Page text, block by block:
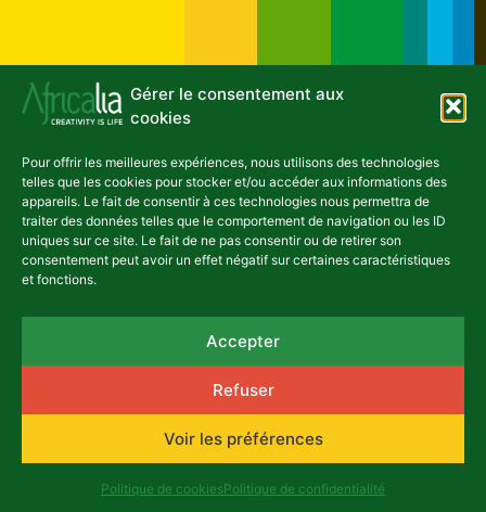
Gérer le consentement aux
cookies
Pour offrir les meilleures expériences, nous utilisons des technologies
telles que les cookies pour stocker et/ou accéder aux informations des
appareils. Le fait de consentir à ces technologies nous permettra de
traiter des données telles que le comportement de navigation ou les ID
uniques sur ce site. Le fait de ne pas consentir ou de retirer son
consentement peut avoir un effet négatif sur certaines caractéristiques
et fonctions.
Accepter
Refuser
Voir les préférences
Politique de cookiesPolitique de confidentialité
NEWSLETTER
Rue du Congrès 13
Belgique
africalia@africalia.be